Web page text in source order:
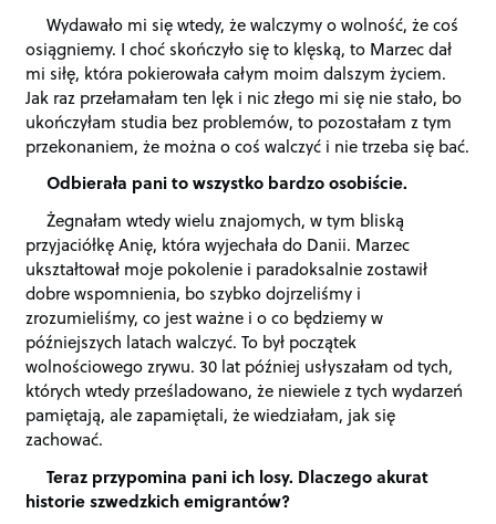
Wydawało mi się wtedy, że walczymy o wolność, że coś
osiągniemy. I choć skończyło się to klęską, to Marzec dał
mi siłę, która pokierowała całym moim dalszym życiem.
Jak raz przełamałam ten lęk i nic złego mi się nie stało, bo
ukończyłam studia bez problemów, to pozostałam z tym
przekonaniem, że można o coś walczyć i nie trzeba się bać.
Odbierała pani to wszystko bardzo osobiście.
Żegnałam wtedy wielu znajomych, w tym bliską
przyjaciółkę Anię, która wyjechała do Danii. Marzec
ukształtował moje pokolenie i paradoksalnie zostawił
dobre wspomnienia, bo szybko dojrzeliśmy i
zrozumieliśmy, co jest ważne i o co będziemy w
późniejszych latach walczyć. To był początek
wolnościowego zrywu. 30 lat później usłyszałam od tych,
których wtedy prześladowano, że niewiele z tych wydarzeń
pamiętają, ale zapamiętali, że wiedziałam, jak się
zachować.
Teraz przypomina pani ich losy. Dlaczego akurat
historie szwedzkich emigrantów?